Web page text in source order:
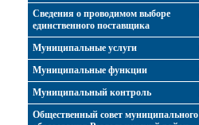
Cведения о проводимом выборе
единственного поставщика
Муниципальные услуги
Муниципальные функции
Муниципальный контроль
Общественный совет муниципального